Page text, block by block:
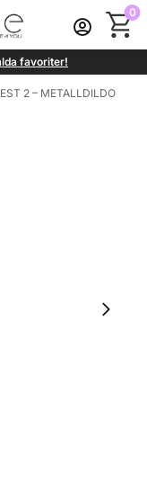
0
favoriter!
2 – METALLDILDO